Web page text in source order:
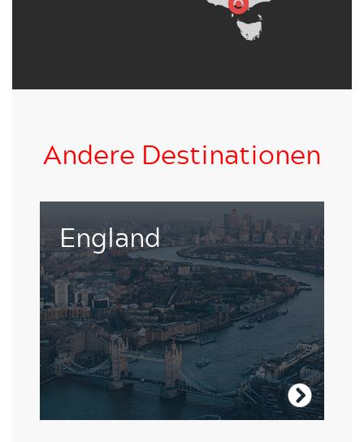
Andere Destinationen
England
Leben und lernen in der Umgebung eines
faszinierenden UNESCO Welterbes, ist
nichts geriner als inspirierend.
Besuche England